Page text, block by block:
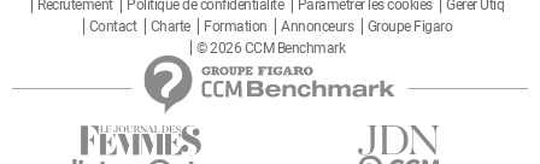
Recrutement
Politique de confidentialité Paramétrer les cookies
Gérer Utiq
Contact
Charte Formation Annonceurs
Groupe Figaro
© 2026 CCM Benchmark